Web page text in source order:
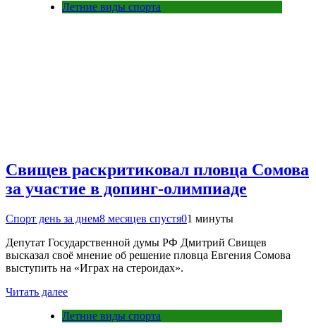
Летние виды спорта
Свищев раскритиковал пловца Сомова
за участие в допинг-олимпиаде
Спорт день за днем8 месяцев спустя01 минуты
Депутат Государственной думы РФ Дмитрий Свищев
высказал своё мнение об решение пловца Евгения Сомова
выступить на «Играх на стероидах».
Читать далее
Летние виды спорта